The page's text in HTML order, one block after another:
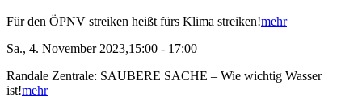
Für den ÖPNV streiken heißt fürs Klima streiken!mehr
Sa., 4. November 2023,15:00 - 17:00
Randale Zentrale: SAUBERE SACHE – Wie wichtig Wasser
ist!mehr